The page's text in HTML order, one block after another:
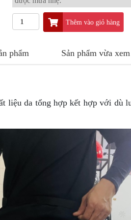
Thêm vào giỏ hàng
phẩm Sản phẩm vừa xem
liệu da tổng hợp kết hợp với dù